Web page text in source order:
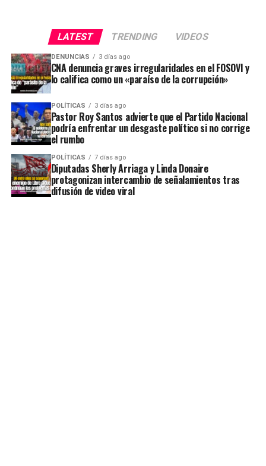
LATEST TRENDING VIDEOS
DENUNCIAS 3 días ago
CNA denuncia graves irregularidades en el FOSOVI y
lo califica como un «paraíso de la corrupción»
POLÍTICAS 3 días ago
Pastor Roy Santos advierte que el Partido Nacional
podría enfrentar un desgaste político si no corrige
el rumbo
POLÍTICAS 7 días ago
Diputadas Sherly Arriaga y Linda Donaire
protagonizan intercambio de señalamientos tras
difusión de video viral